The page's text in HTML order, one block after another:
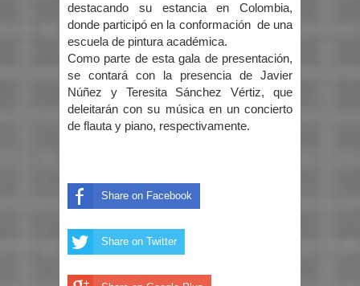
destacando su estancia en Colombia,
donde participó en la conformación de una
escuela de pintura académica.
Como parte de esta gala de presentación,
se contará con la presencia de Javier
Núñez y Teresita Sánchez Vértiz, que
deleitarán con su música en un concierto
de flauta y piano, respectivamente.
Share on Facebook
Share on Twitter